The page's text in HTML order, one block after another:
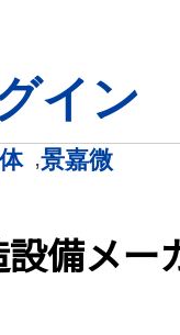
イン
,景嘉微
備メー